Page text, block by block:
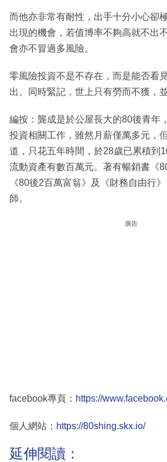
而他亦非常有耐性，出手十分小心卻
出現的機會，若值博率不夠高就不出
會亦不冒過多風險。
零風險投資不是不存在，而是能否看
出。同時緊記，世上只有勞而不獲，
編按：龔成是於公屋長大的80後青年
投資相關工作，雖然月薪僅萬多元，
道，只花五年時間，於28歲已累積到
流動資產有數百萬元。著有暢銷書《
《80後2百萬富翁》及《財務自由行
師。
廣告
facebook專頁： https://
個人網站： https://80shing.skx.io/
延伸閱讀：